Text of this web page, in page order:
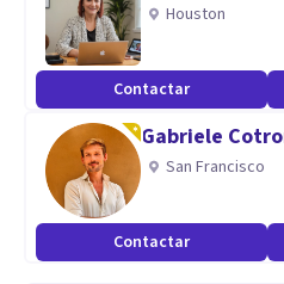
Houston
Contactar
Gabriele
San Francisco
Contactar